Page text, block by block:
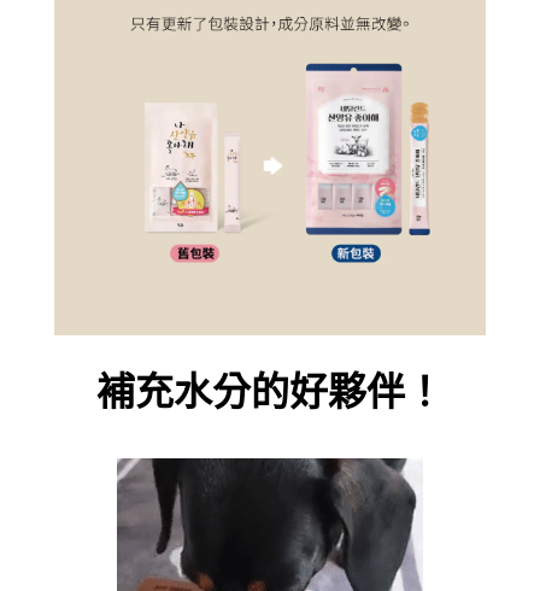
補充水分的好夥伴！